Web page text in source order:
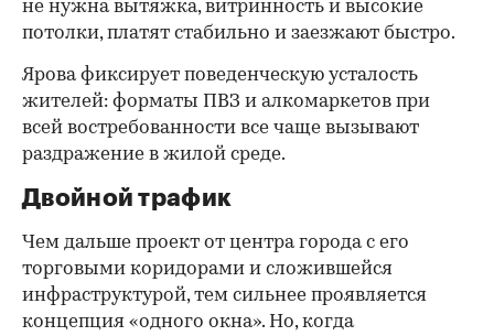
не нужна вытяжка, витринность и высокие
потолки, платят стабильно и заезжают быстро.
Ярова фиксирует поведенческую усталость
жителей: форматы ПВЗ и алкомаркетов при
всей востребованности все чаще вызывают
раздражение в жилой среде.
Двойной трафик
Чем дальше проект от центра города с его
торговыми коридорами и сложившейся
инфраструктурой, тем сильнее проявляется
концепция «одного окна». Но, когда